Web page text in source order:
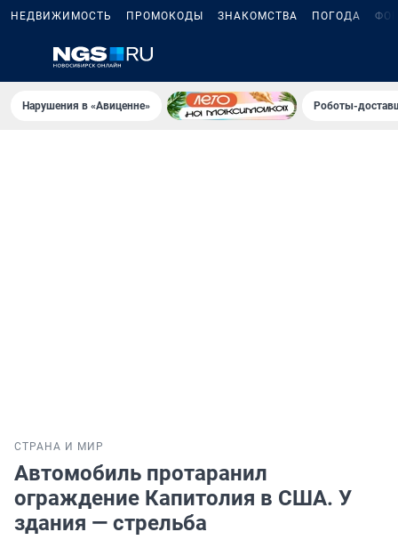
НЕДВИЖИМОСТЬ ПРОМОКОДЫ ЗНАКОМСТВА ПОГОДА
Нарушения в «Авиценне» Роботы-
СТРАНА И МИР
Автомобиль протаранил
ограждение Капитолия в США. У
здания — стрельба